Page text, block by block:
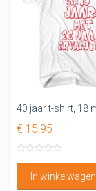
€ 15,95
In winkelwagen